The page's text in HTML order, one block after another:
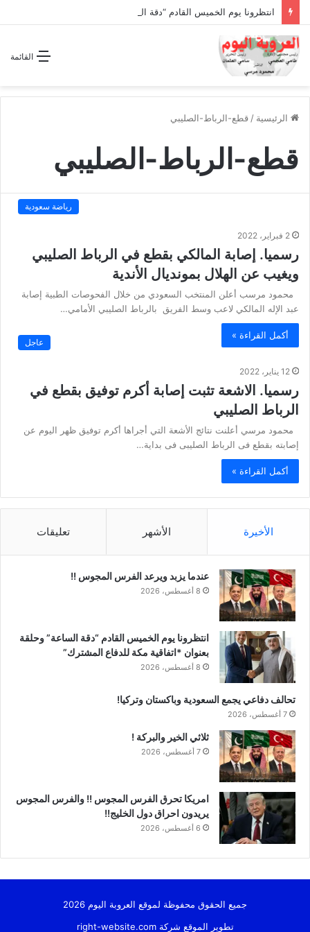
القائمة
الرئيسية / قطع-الرباط-الصليبي
قطع-الرباط-الصليبي
رياضة سعودية
2 فبراير، 2022
رسميا. إصابة المالكي بقطع في الرباط الصليبي
ويغيب عن الهلال بمونديال الأندية
محمود مرسب أعلن المنتخب السعودي من خلال الفحوصات الطبية إصابة
عبد الإله المالكي لاعب وسط الفريق بالرباط الصليبي الأمامي…
أكمل القراءة »
عاجل
12 يناير، 2022
رسميا. الاشعة تثبت إصابة أكرم توفيق بقطع في
الرباط الصليبي
محمود مرسي أعلنت نتائج الأشعة التي أجراها أكرم توفيق ظهر اليوم عن
إصابته بقطع فى الرباط الصليبى فى بداية…
أكمل القراءة »
الأخيرة الأشهر تعليقات
عندما يزبد ويرعد الفرس المجوس !!
8 أغسطس، 2026
انتظرونا يوم الخميس القادم “دقة الساعة” وحلقة
بعنوان *اتفاقية مكة للدفاع المشترك”
8 أغسطس، 2026
تحالف دفاعي يجمع السعودية وباكستان وتركيا!
7 أغسطس، 2026
ثلاثي الخير والبركة !
7 أغسطس، 2026
امريكا تحرق الفرس المجوس !! والفرس المجوس
يريدون احراق دول الخليج!!
6 أغسطس، 2026
جميع الحقوق محفوظة لموقع العروبة اليوم 2026
تطوير الموقع شركةright-website.com